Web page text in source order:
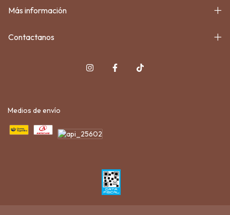
Más información
Contactanos
Medios de envío